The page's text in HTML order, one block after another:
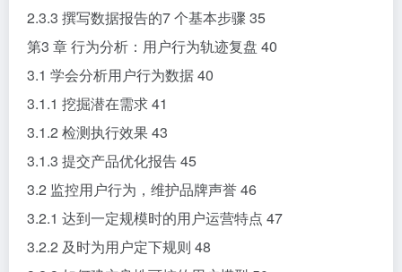
2.3.3 撰写数据报告的7 个基本步骤 35
第3 章 行为分析：用户行为轨迹复盘 40
3.1 学会分析用户行为数据 40
3.1.1 挖掘潜在需求 41
3.1.2 检测执行效果 43
3.1.3 提交产品优化报告 45
3.2 监控用户行为，维护品牌声誉 46
3.2.1 达到一定规模时的用户运营特点 47
3.2.2 及时为用户定下规则 48